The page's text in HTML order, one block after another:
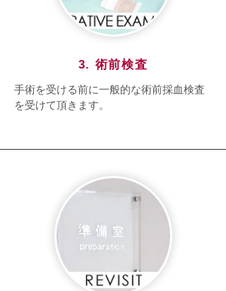
3. 術前検査
手術を受ける前に一般的な術前採血検査
を受けて頂きます。